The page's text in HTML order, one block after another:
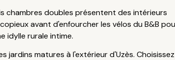
chambres doubles présentent des intérieurs
avant d'enfourcher les vélos du B&B
idylle rurale intime.
jardins matures à l'extérieur d'Uzès.